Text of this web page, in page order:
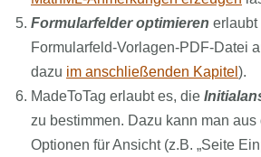
Formularfelder optimieren erlaubt
Formularfeld-Vorlagen-PDF-Datei
dazu im anschließenden Kapitel ).
MadeToTag erlaubt es, die
zu bestimmen. Dazu kann man
Optionen für Ansicht (z.B. „Seite